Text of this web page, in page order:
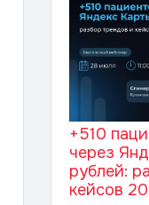
+510
через
рублей:
кейсов